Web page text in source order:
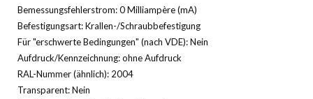
Bemessungsfehlerstrom: 0 Milliampère (mA)
Befestigungsart: Krallen-/Schraubbefestigung
Für "erschwerte Bedingungen" (nach VDE): Nein
Aufdruck/Kennzeichnung: ohne Aufdruck
RAL-Nummer (ähnlich): 2004
Transparent: Nein